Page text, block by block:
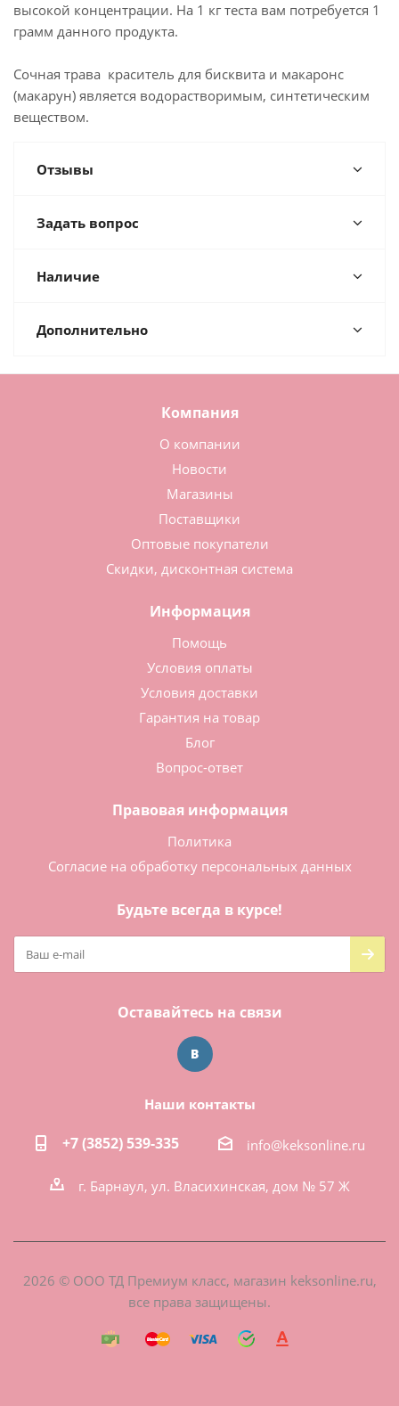
высокой концентрации. На 1 кг теста вам потребуется 1
грамм данного продукта.
Сочная трава краситель для бисквита и макаронс
(макарун) является водорастворимым, синтетическим
веществом.
Отзывы
Задать вопрос
Наличие
Дополнительно
Компания
О компании
Новости
Магазины
Поставщики
Оптовые покупатели
Скидки, дисконтная система
Информация
Помощь
Условия оплаты
Условия доставки
Гарантия на товар
Блог
Вопрос-ответ
Правовая информация
Политика
Согласие на обработку персональных данных
Будьте всегда в курсе!
Оставайтесь на связи
Наши контакты
+7 (3852) 539-335 info@keksonline.ru
г. Барнаул, ул. Власихинская, дом № 57 Ж
2026 © ООО ТД Премиум класс, магазин keksonline.ru,
все права защищены.